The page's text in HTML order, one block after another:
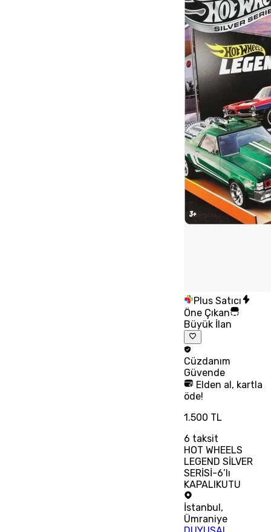
Plus Satıcı
Öne Çıkan
Büyük İlan
Cüzdanım
Güvende
Elden al, kartla
öde!
1.500 TL
6 taksit
HOT WHEELS
LEGEND SİLVER
SERİSİ-6’lı
KAPALIKUTU
İstanbul,
Ümraniye